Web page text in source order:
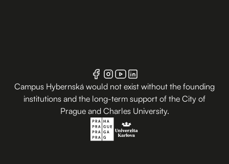
Campus Hybernská would not exist without the founding
institutions and the long-term support of the City of
Prague and Charles University.